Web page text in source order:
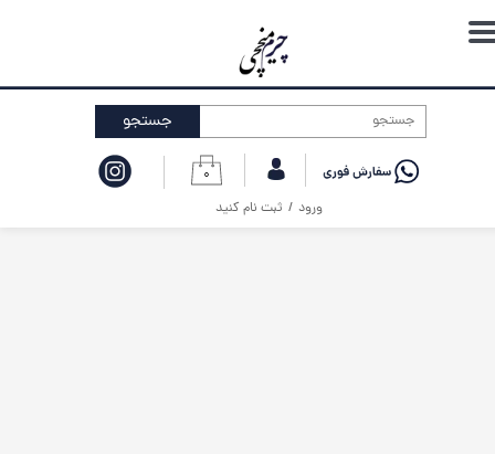
۰
ورود / ثبت نام کنید
حساب کاربری من
تغییر گذر واژه
خروج از حساب کاربری
جستجو